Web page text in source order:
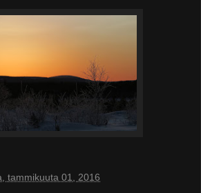
tammikuuta 01, 2016